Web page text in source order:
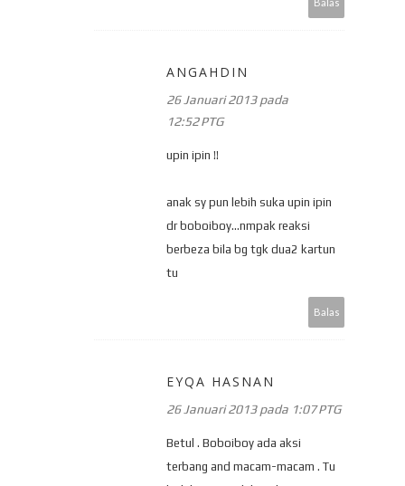
ANGAHDIN
26 Januari 2013 pada
12:52 PTG
upin ipin !!
anak sy pun lebih suka upin ipin
dr boboiboy...nmpak reaksi
berbeza bila bg tgk dua2 kartun
tu
Balas
EYQA HASNAN
26 Januari 2013 pada 1:07 PTG
Betul . Boboiboy ada aksi
terbang and macam-macam . Tu